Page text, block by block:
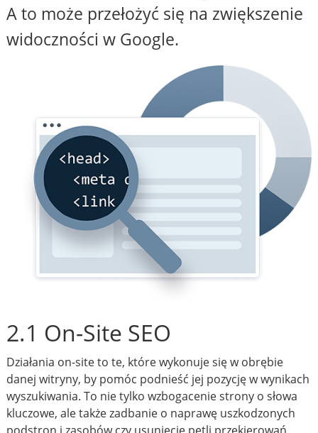
A to może przełożyć się na zwiększenie
widoczności w Google.
2.1 On-Site SEO
Działania on-site to te, które wykonuje się w obrębie
danej witryny, by pomóc podnieść jej pozycję w wynikach
wyszukiwania. To nie tylko wzbogacenie strony o słowa
kluczowe, ale także zadbanie o naprawę uszkodzonych
podstron i zasobów czy usunięcie pętli przekierowań.